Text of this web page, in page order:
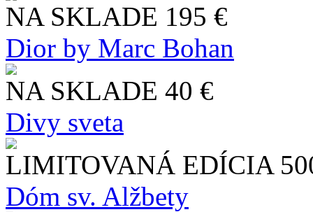
NA SKLADE 195 €
Dior by Marc Bohan
NA SKLADE 40 €
Divy sveta
LIMITOVANÁ EDÍCIA
Dóm sv. Alžbety